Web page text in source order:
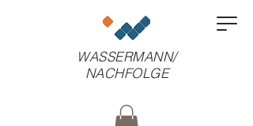
WASSERMANN/
NACHFOLGE